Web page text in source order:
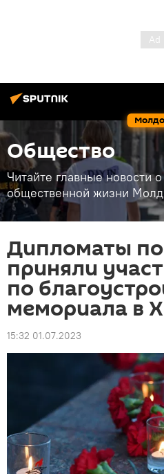
Общество
Читайте главные новости
общественной жизни
Дипломаты
приняли
по
мемориала в
15:32 01.07.2023